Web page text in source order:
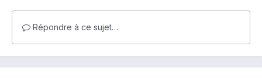
Répondre à ce sujet…